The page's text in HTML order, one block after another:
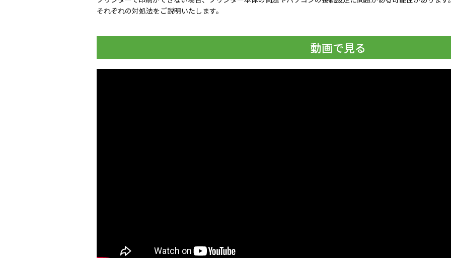
それぞれの対処法をご説明いたします。
動画で見る